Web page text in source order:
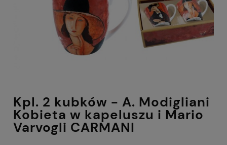
Kpl. 2 kubków - A. Modigliani
Kobieta w kapeluszu i Mario
Varvogli CARMANI